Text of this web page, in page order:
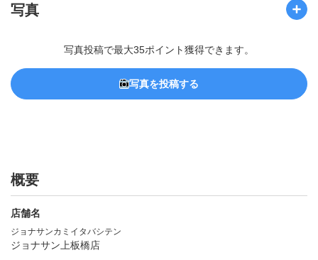
写真
写真投稿で最大35ポイント獲得できます。
写真を投稿する
概要
店舗名
ジョナサンカミイタバシテン
ジョナサン上板橋店